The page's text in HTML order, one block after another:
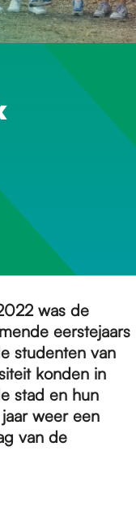
was de
eerstejaars
studenten van
konden in
stad en hun
weer een
van de